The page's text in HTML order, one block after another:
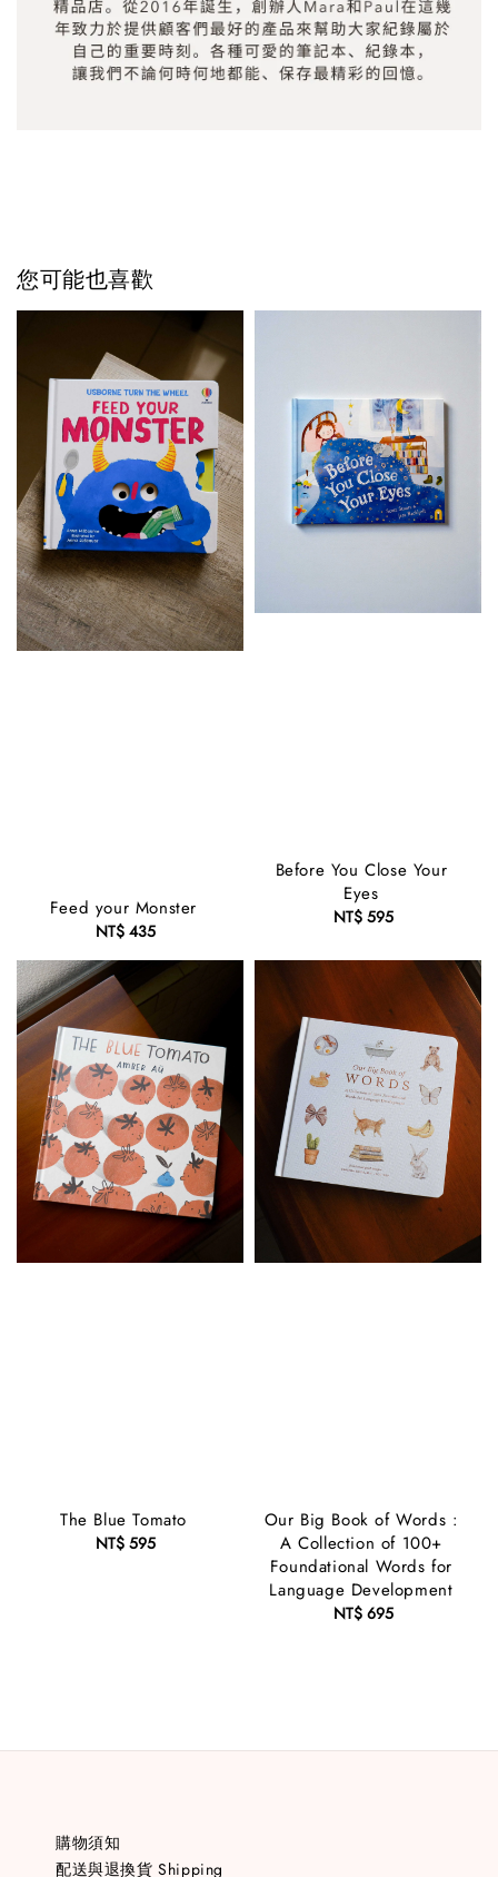
您可能也喜歡
Feed your Monster
Regular
price
NT$ 435
Before You Close Your
Eyes
Regular
NT$ 595
The Blue Tomato
Regular
NT$ 595
Our Big Book of Words :
A Collection of 100+
Foundational Words for
Language Development
Regular
NT$ 695
購物須知
配送與退換貨 Shipping